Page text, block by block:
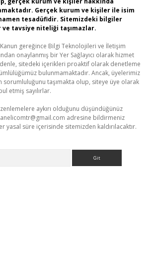
Gerçek kurum ve kişiler ile isim
tesadüfidir. Sitemizdeki bilgiler
tavsiye niteliği taşımazlar.
Kanun gereğince Bilgi Teknolojileri ve İletişim
onaylanmış bir Yer Sağlayıcı olarak hizmet
sitedeki içerikleri proaktif olarak denetleme
bulunmamaktadır. Ancak, üyelerimiz
sorumluluğunu taşımakta olup, siteye üye olarak
etmiş sayılırlar.
aykırı olduğunu düşündüğünüz
adresine bildirmeniz
yasal süre içerisinde sitemizden kaldırılacaktır.